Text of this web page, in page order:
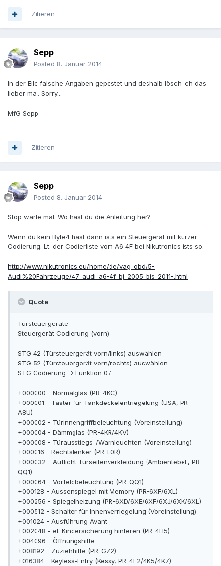
Zitieren
Sepp
Posted 8. Januar 2014
In der Eile falsche Angaben gepostet und deshalb lösch ich das
lieber mal. Sorry...
MfG Sepp
Zitieren
Sepp
Posted 8. Januar 2014
Stop warte mal. Wo hast du die Anleitung her?
Wenn du kein Byte4 hast dann ists ein Steuergerät mit kurzer
Codierung. Lt. der Codierliste vom A6 4F bei Nikutronics ists so.
http://www.nikutronics.eu/home/de/vag-obd/5-
Audi%20Fahrzeuge/47-audi-a6-4f-bj-2005-bis-2011-.html
Quote
Türsteuergeräte
Steuergerät Codierung (vorn)
STG 42 (Türsteuergerät vorn/links) auswählen
STG 52 (Türsteuergerät vorn/rechts) auswählen
STG Codierung -> Funktion 07
+000000 - Normalglas (PR-4KC)
+000001 - Taster für Tankdeckelentriegelung (USA, PR-
A8U)
+000002 - Türinnengriffbeleuchtung (Voreinstellung)
+000004 - Dämmglas (PR-4KR/4KV)
+000008 - Türausstiegs-/Warnleuchten (Voreinstellung)
+000016 - Rechtslenker (PR-L0R)
+000032 - Auflicht Türseitenverkleidung (Ambientebel., PR-
QQ1)
+000064 - Vorfeldbeleuchtung (PR-QQ1)
+000128 - Aussenspiegel mit Memory (PR-6XF/6XL)
+000256 - Spiegelheizung (PR-6XD/6XE/6XF/6XJ/6XK/6XL)
+000512 - Schalter für Innenverriegelung (Voreinstellung)
+001024 - Ausführung Avant
+002048 - el. Kindersicherung hinteren (PR-4H5)
+004096 - Öffnungshilfe
+008192 - Zuziehhilfe (PR-GZ2)
+016384 - Keyless-Entry (Kessy, PR-4F2/4K5/4K7)